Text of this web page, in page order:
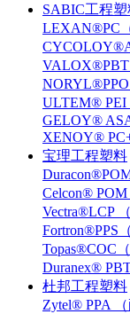
SABIC工程塑
LEXAN®PC
VALOX®PBT
NORYL®PPO
ULTEM® PEI
GELOY®
XENOY®
宝理工程塑料
Celcon® POM
Vectra®LCP
Fortron®PPS
Topas®COC
Duranex®
杜邦工程塑料
Zytel® PPA